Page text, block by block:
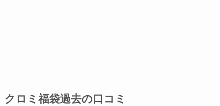
クロミ福袋過去の口コミ